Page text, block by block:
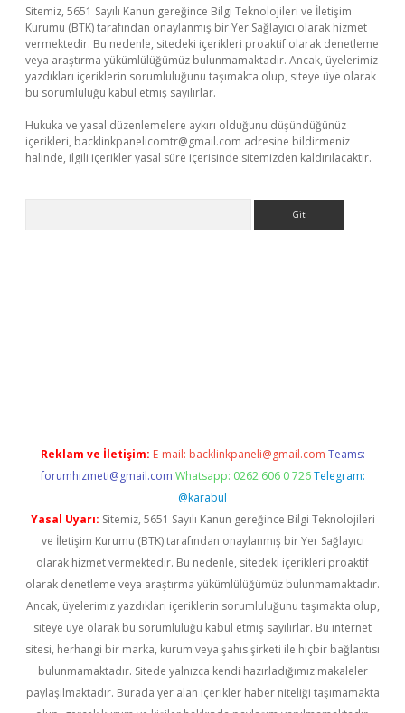
Sitemiz, 5651 Sayılı Kanun gereğince Bilgi Teknolojileri ve İletişim
Kurumu (BTK) tarafından onaylanmış bir Yer Sağlayıcı olarak hizmet
vermektedir. Bu nedenle, sitedeki içerikleri proaktif olarak denetleme
veya araştırma yükümlülüğümüz bulunmamaktadır. Ancak, üyelerimiz
yazdıkları içeriklerin sorumluluğunu taşımakta olup, siteye üye olarak
bu sorumluluğu kabul etmiş sayılırlar.
Hukuka ve yasal düzenlemelere aykırı olduğunu düşündüğünüz
içerikleri, backlinkpanelicomtr@gmail.com adresine bildirmeniz
halinde, ilgili içerikler yasal süre içerisinde sitemizden kaldırılacaktır.
Reklam ve İletişim: E-mail: backlinkpaneli@gmail.com Teams:
forumhizmeti@gmail.com Whatsapp: 0262 606 0 726 Telegram:
@karabul
Yasal Uyarı: Sitemiz, 5651 Sayılı Kanun gereğince Bilgi Teknolojileri
ve İletişim Kurumu (BTK) tarafından onaylanmış bir Yer Sağlayıcı
olarak hizmet vermektedir. Bu nedenle, sitedeki içerikleri proaktif
olarak denetleme veya araştırma yükümlülüğümüz bulunmamaktadır.
Ancak, üyelerimiz yazdıkları içeriklerin sorumluluğunu taşımakta olup,
siteye üye olarak bu sorumluluğu kabul etmiş sayılırlar. Bu internet
sitesi, herhangi bir marka, kurum veya şahıs şirketi ile hiçbir bağlantısı
bulunmamaktadır. Sitede yalnızca kendi hazırladığımız makaleler
paylaşılmaktadır. Burada yer alan içerikler haber niteliği taşımamakta